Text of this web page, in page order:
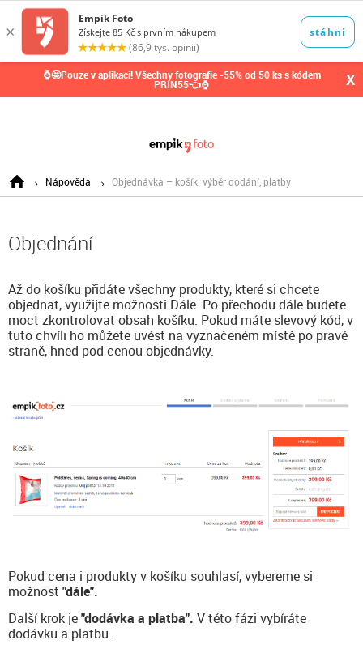
⌚🤩Pouze v aplikaci! Všechny fotografie -55% od 50 ks s kódem
PRIN55👈⌚ X
Nápověda Objednávka – košík: výběr dodání, platby
Objednání
Až do košíku přidáte všechny produkty, které si chcete
objednat, využijte možnosti Dále. Po přechodu dále budete
moct zkontrolovat obsah košíku. Pokud máte slevový kód, v
tuto chvíli ho můžete uvést na vyznačeném místě po pravé
straně, hned pod cenou objednávky.
Pokud cena i produkty v košíku souhlasí, vybereme si
možnost "dále".
Další krok je"dodávka a platba". V této fázi vybíráte
dodávku a platbu.